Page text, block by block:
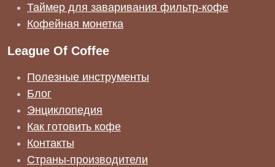
Таймер для заваривания фильтр-кофе
Кофейная монетка
League Of Coffee
Полезные инструменты
Блог
Энциклопедия
Как готовить кофе
Контакты
Страны-производители